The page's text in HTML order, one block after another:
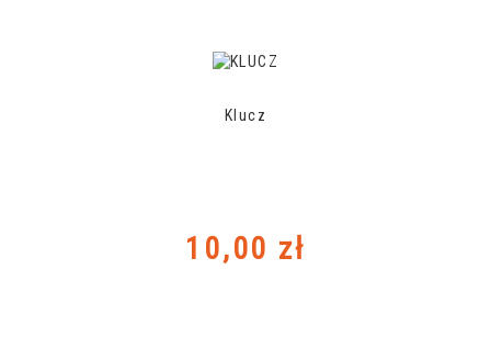
Klucz
Cena
10,00 zł